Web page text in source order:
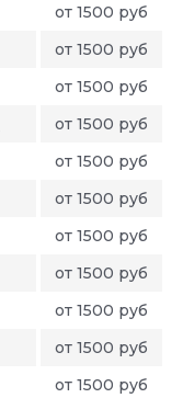
от 1500 руб
от 1500 руб
от 1500 руб
от 1500 руб
от 1500 руб
от 1500 руб
от 1500 руб
от 1500 руб
от 1500 руб
от 1500 руб
от 1500 руб